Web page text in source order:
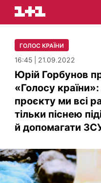
ГОЛОС КРАЇНИ
16:45 | 21.09.2022
Юрій Горбунов
«Голосу
проєкту ми всі
тільки піснею
й допомагати